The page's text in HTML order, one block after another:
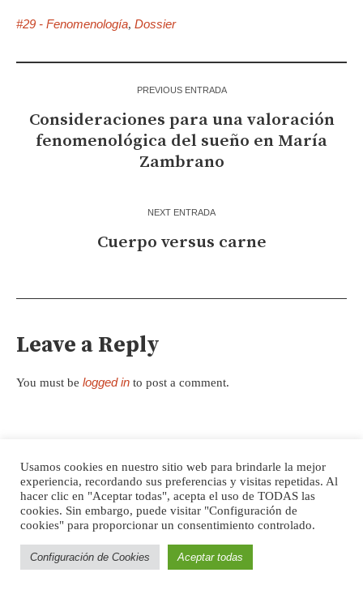
#29 - Fenomenología, Dossier
PREVIOUS ENTRADA
Consideraciones para una valoración
fenomenológica del sueño en María
Zambrano
NEXT ENTRADA
Cuerpo versus carne
Leave a Reply
You must be logged in to post a comment.
FOUCAULT LATINOAMERICA
Usamos cookies en nuestro sitio web para brindarle la mejor
experiencia, recordando sus preferencias y visitas repetidas. Al
hacer clic en "Aceptar todas", acepta el uso de TODAS las
cookies. Sin embargo, puede visitar "Configuración de
cookies" para proporcionar un consentimiento controlado.
Configuración de Cookies Aceptar todas